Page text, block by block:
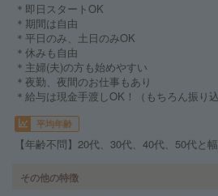
＊即日スタートOK
＊期間は自由
＊平日のみ、土日のみOK
＊休みも自由
＊主婦(夫)の方も始めやすい
＊夜勤、夜間のお仕事もあり
＊給与は現金手渡しOK！（もちろん振り
平均年齢
【年齢不問】20代、30代、40代、50代と
その他の特徴